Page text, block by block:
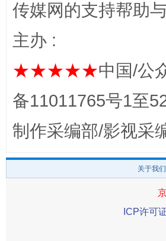
传媒网的支持帮助
主办 :
★★★★★中国/公
备11011765号1至
制作采编部/影视采
关于我们
ICP许可